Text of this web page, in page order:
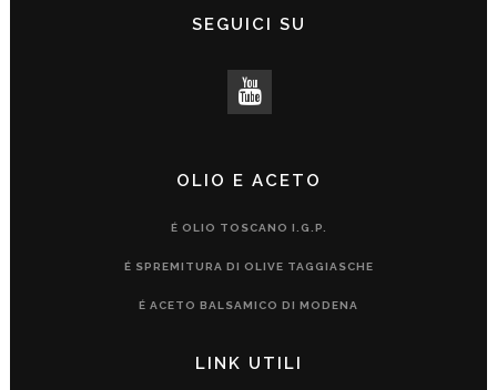
SEGUICI SU
OLIO E ACETO
É OLIO TOSCANO I.G.P.
É SPREMITURA DI OLIVE TAGGIASCHE
É ACETO BALSAMICO DI MODENA
LINK UTILI